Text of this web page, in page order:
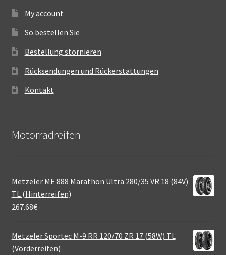
My account
So bestellen Sie
Bestellung stornieren
Rücksendungen und Rückerstattungen
Kontakt
Motorradreifen
Metzeler ME 888 Marathon Ultra 280/35 VR 18 (84V)
TL (Hinterreifen)
267.68€
Metzeler Sportec M-9 RR 120/70 ZR 17 (58W) TL
(Vorderreifen)